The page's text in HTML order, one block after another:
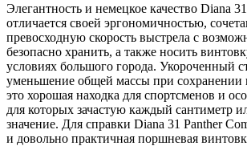
Элегантность и немецкое качество Diana
отличается своей эргономичностью,
превосходную скорость выстрела с
безопасно хранить, а также носить
условиях большого города. Укороченный
уменьшение общей массы при
это хорошая находка для спортсменов и
для которых зачастую каждый сантиметр
значение. Для справки Diana 31 Panther
и довольно практичная поршневая